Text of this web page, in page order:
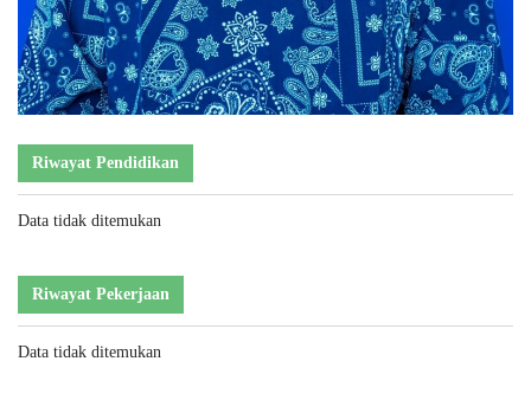
Riwayat Pendidikan
Data tidak ditemukan
Riwayat Pekerjaan
Data tidak ditemukan